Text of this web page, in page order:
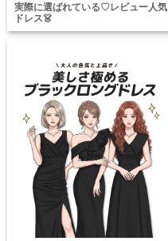
実際に選ばれている♡レビュー人気
ドレス👗